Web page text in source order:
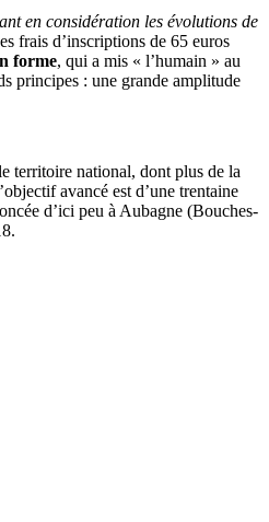
en considération les évolutions de
frais d’inscriptions de 65 euros
forme, qui a mis « l’humain » au
principes : une grande amplitude
territoire national, dont plus de la
avancé est d’une trentaine
d’ici peu à Aubagne (Bouches-